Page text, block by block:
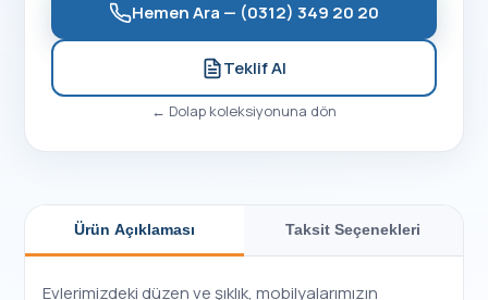
Hemen Ara — (0312) 349 20 20
Teklif Al
← Dolap koleksiyonuna dön
Ürün Açıklaması Taksit Seçenekleri
Evlerimizdeki düzen ve şıklık, mobilyalarımızın